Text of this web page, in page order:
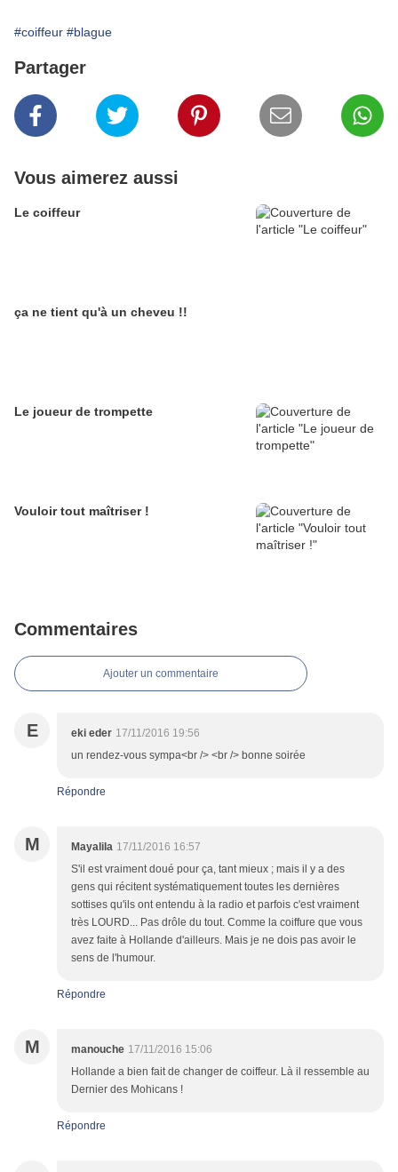
#coiffeur #blague
Partager
Vous aimerez aussi
Le coiffeur
ça ne tient qu'à un cheveu !!
Le joueur de trompette
Vouloir tout maîtriser !
Commentaires
Ajouter un commentaire
E eki eder 17/11/2016 19:56
un rendez-vous sympa<br /> <br /> bonne soirée
Répondre
M Mayalila 17/11/2016 16:57
S'il est vraiment doué pour ça, tant mieux ; mais il y a des
gens qui récitent systématiquement toutes les dernières
sottises qu'ils ont entendu à la radio et parfois c'est vraiment
très LOURD... Pas drôle du tout. Comme la coiffure que vous
avez faite à Hollande d'ailleurs. Mais je ne dois pas avoir le
sens de l'humour.
Répondre
M manouche 17/11/2016 15:06
Hollande a bien fait de changer de coiffeur. Là il ressemble au
Dernier des Mohicans !
Répondre